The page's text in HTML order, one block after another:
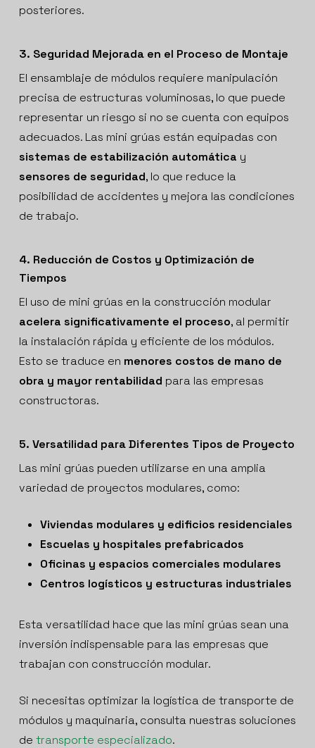
posteriores.
3. Seguridad Mejorada en el Proceso de Montaje
El ensamblaje de módulos requiere manipulación
precisa de estructuras voluminosas, lo que puede
representar un riesgo si no se cuenta con equipos
adecuados. Las mini grúas están equipadas con
sistemas de estabilización automática y
sensores de seguridad, lo que reduce la
posibilidad de accidentes y mejora las condiciones
de trabajo.
4. Reducción de Costos y Optimización de
Tiempos
El uso de mini grúas en la construcción modular
acelera significativamente el proceso, al permitir
la instalación rápida y eficiente de los módulos.
Esto se traduce en menores costos de mano de
obra y mayor rentabilidad para las empresas
constructoras.
5. Versatilidad para Diferentes Tipos de Proyecto
Las mini grúas pueden utilizarse en una amplia
variedad de proyectos modulares, como:
Viviendas modulares y edificios residenciales
Escuelas y hospitales prefabricados
Oficinas y espacios comerciales modulares
Centros logísticos y estructuras industriales
Esta versatilidad hace que las mini grúas sean una
inversión indispensable para las empresas que
trabajan con construcción modular.
Si necesitas optimizar la logística de transporte de
módulos y maquinaria, consulta nuestras soluciones
de transporte especializado.